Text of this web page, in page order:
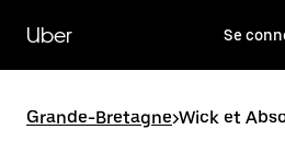
contenu
principal
Uber Se
Grande-Bretagne>Wick et